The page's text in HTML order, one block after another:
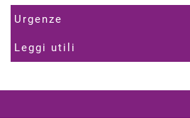
Urgenze
Leggi utili